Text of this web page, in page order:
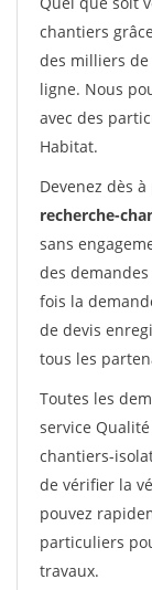
chantiers
des milliers
ligne. Nous
avec des
Habitat.
Devenez dès
recherche-
sans
des
fois la
de devis
tous les
Toutes les
service
chantiers-
de vérifier la
pouvez
particuliers
travaux.